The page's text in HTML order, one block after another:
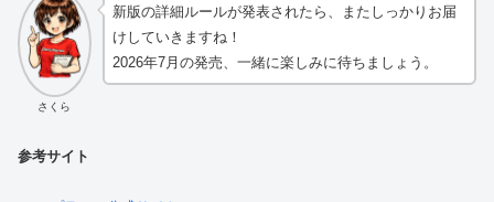
さくら
新版の詳細ルールが発表されたら、またしっかりお届
けしていきますね！
2026年7月の発売、一緒に楽しみに待ちましょう。
参考サイト